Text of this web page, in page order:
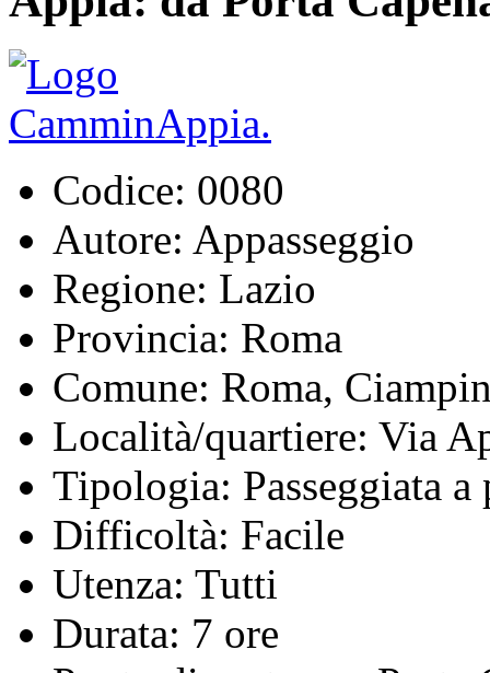
Codice: 0080
Autore: Appasseggio
Regione: Lazio
Provincia: Roma
Comune: Roma,
Località/quartiere: Via
Tipologia: Passeggiata
Difficoltà: Facile
Utenza: Tutti
Durata: 7 ore